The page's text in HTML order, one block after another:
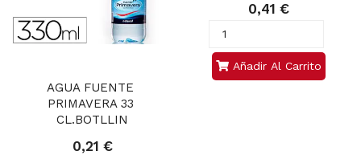
AGUA FUENTE
PRIMAVERA 33
CL.BOTLLIN
0,21 €
0,41 €
Añadir Al Carrito